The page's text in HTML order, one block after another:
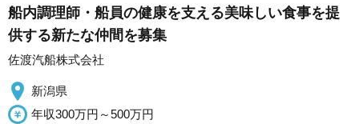
船内調理師・船員の健康を支える美味しい食事を提
供する新たな仲間を募集
佐渡汽船株式会社
新潟県
年収300万円～500万円